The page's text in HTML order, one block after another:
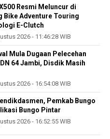
Resmi Meluncur di
Bike Adventure Touring
E-Clutch
2026 - 11:46:28 WIB
Mula Dugaan Pelecehan
64 Jambi, Disdik Masih
2026 - 16:54:08 WIB
Pemkab Bungo
Bungo Pintar
2026 - 16:52:55 WIB